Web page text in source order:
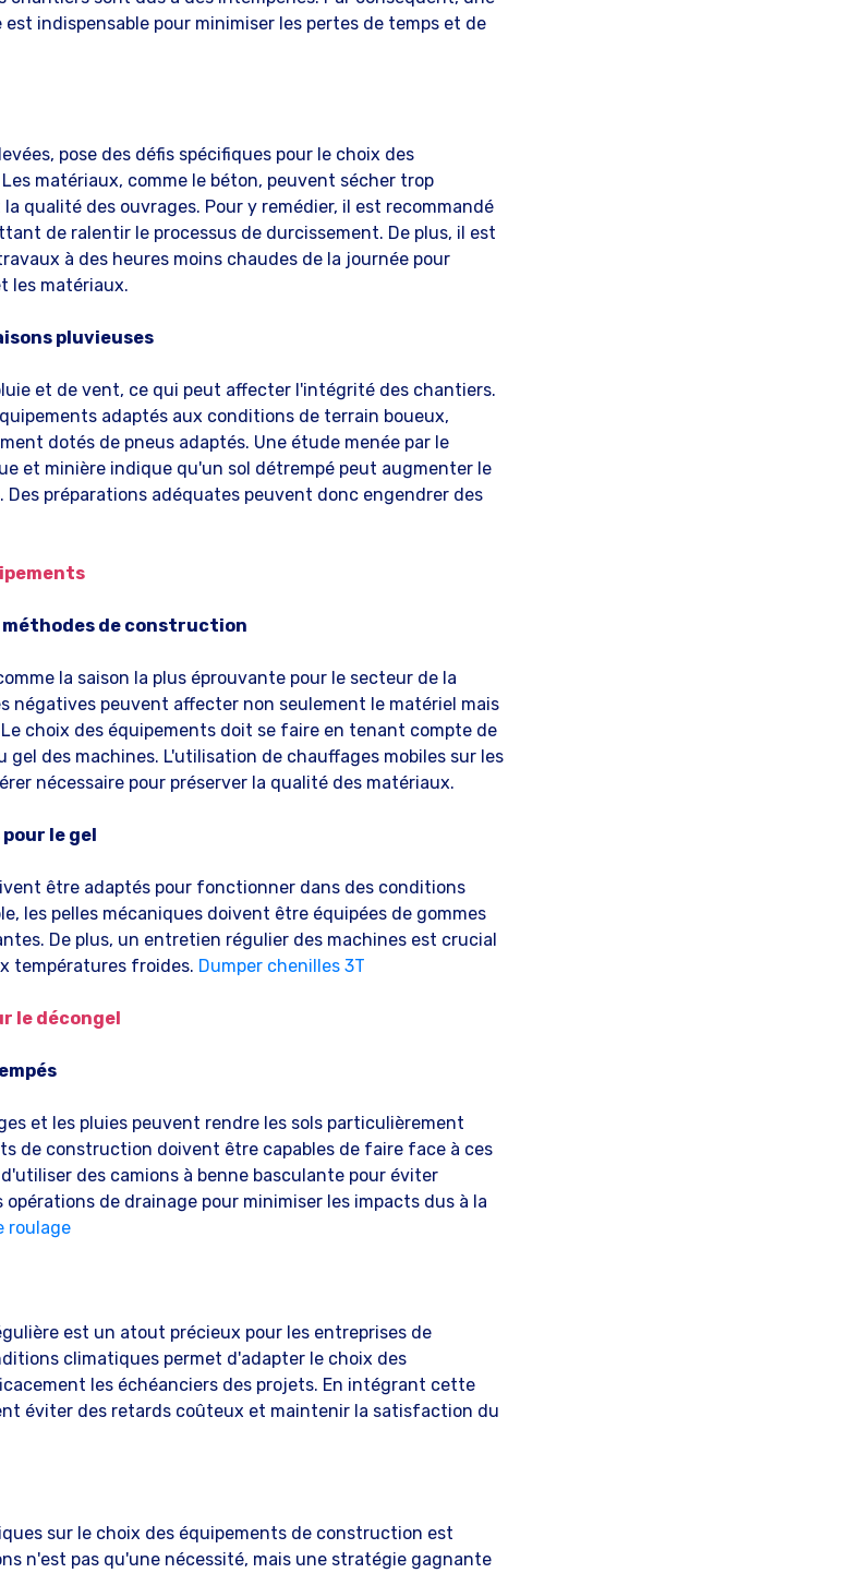
indispensable pour minimiser les pertes de temps et de
pose des défis spécifiques pour le choix des
matériaux, comme le béton, peuvent sécher trop
qualité des ouvrages. Pour y remédier, il est recommandé
de ralentir le processus de durcissement. De plus, il est
à des heures moins chaudes de la journée pour
les matériaux.
pluvieuses
et de vent, ce qui peut affecter l'intégrité des chantiers.
adaptés aux conditions de terrain boueux,
dotés de pneus adaptés. Une étude menée par le
et minière indique qu'un sol détrempé peut augmenter le
Des préparations adéquates peuvent donc engendrer des
de construction
la saison la plus éprouvante pour le secteur de la
négatives peuvent affecter non seulement le matériel mais
choix des équipements doit se faire en tenant compte de
gel des machines. L'utilisation de chauffages mobiles sur les
nécessaire pour préserver la qualité des matériaux.
le gel
être adaptés pour fonctionner dans des conditions
les pelles mécaniques doivent être équipées de gommes
De plus, un entretien régulier des machines est crucial
températures froides. Dumper chenilles 3T
le décongel
et les pluies peuvent rendre les sols particulièrement
de construction doivent être capables de faire face à ces
des camions à benne basculante pour éviter
de drainage pour minimiser les impacts dus à la
roulage
est un atout précieux pour les entreprises de
climatiques permet d'adapter le choix des
les échéanciers des projets. En intégrant cette
éviter des retards coûteux et maintenir la satisfaction du
sur le choix des équipements de construction est
n'est pas qu'une nécessité, mais une stratégie gagnante